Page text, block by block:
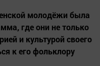
молодёжи была
где они не только
и культурой своего
к его фольклору